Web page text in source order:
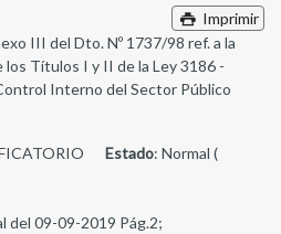
Imprimir
III del Dto. Nº 1737/98 ref. a la
Títulos I y II de la Ley 3186 -
Interno del Sector Público
Estado: Normal (
del 09-09-2019 Pág.2;